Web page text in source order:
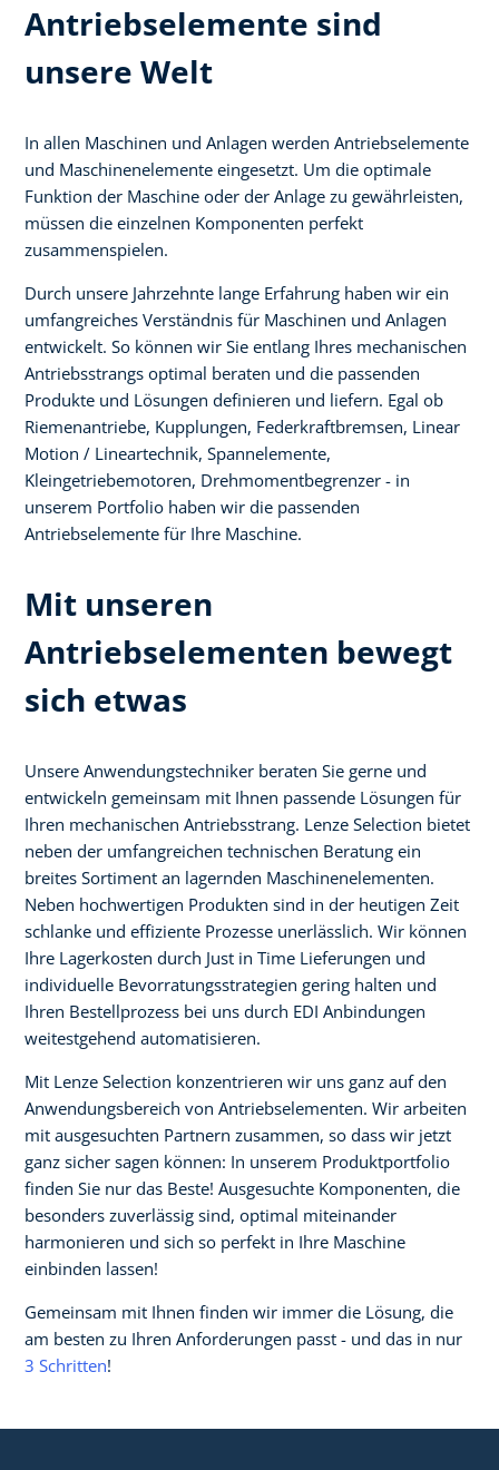
Antriebselemente sind
unsere Welt
In allen Maschinen und Anlagen werden Antriebselemente
und Maschinenelemente eingesetzt. Um die optimale
Funktion der Maschine oder der Anlage zu gewährleisten,
müssen die einzelnen Komponenten perfekt
zusammenspielen.
Durch unsere Jahrzehnte lange Erfahrung haben wir ein
umfangreiches Verständnis für Maschinen und Anlagen
entwickelt. So können wir Sie entlang Ihres mechanischen
Antriebsstrangs optimal beraten und die passenden
Produkte und Lösungen definieren und liefern. Egal ob
Riemenantriebe, Kupplungen, Federkraftbremsen, Linear
Motion / Lineartechnik, Spannelemente,
Kleingetriebemotoren, Drehmomentbegrenzer - in
unserem Portfolio haben wir die passenden
Antriebselemente für Ihre Maschine.
Mit unseren
Antriebselementen bewegt
sich etwas
Unsere Anwendungstechniker beraten Sie gerne und
entwickeln gemeinsam mit Ihnen passende Lösungen für
Ihren mechanischen Antriebsstrang. Lenze Selection bietet
neben der umfangreichen technischen Beratung ein
breites Sortiment an lagernden Maschinenelementen.
Neben hochwertigen Produkten sind in der heutigen Zeit
schlanke und effiziente Prozesse unerlässlich. Wir können
Ihre Lagerkosten durch Just in Time Lieferungen und
individuelle Bevorratungsstrategien gering halten und
Ihren Bestellprozess bei uns durch EDI Anbindungen
weitestgehend automatisieren.
Mit Lenze Selection konzentrieren wir uns ganz auf den
Anwendungsbereich von Antriebselementen. Wir arbeiten
mit ausgesuchten Partnern zusammen, so dass wir jetzt
ganz sicher sagen können: In unserem Produktportfolio
finden Sie nur das Beste! Ausgesuchte Komponenten, die
besonders zuverlässig sind, optimal miteinander
harmonieren und sich so perfekt in Ihre Maschine
einbinden lassen!
Gemeinsam mit Ihnen finden wir immer die Lösung, die
am besten zu Ihren Anforderungen passt - und das in nur
3 Schritten!